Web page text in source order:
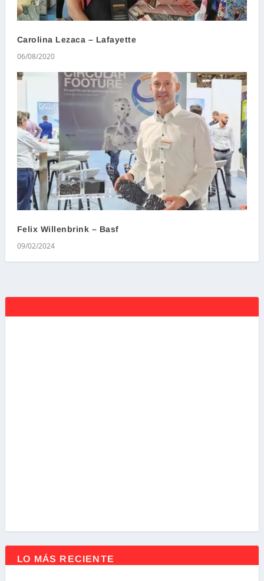
Carolina Lezaca – Lafayette
06/08/2020
Felix Willenbrink – Basf
09/02/2024
LO MÁS RECIENTE